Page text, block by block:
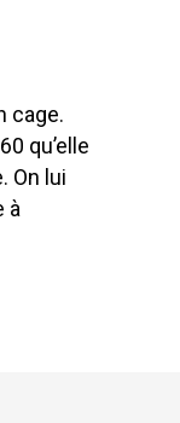
cage.
qu’elle
On lui
à